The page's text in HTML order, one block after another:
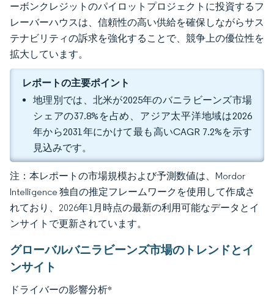
ーボンクレジットのパイロットプロジェクトに投資するフ
レーバーハウスは、信頼性の高い供給を確保しながらサス
テナビリティの訴求を強化することで、競争上の優位性を
拡大しています。
レポートの主要ポイント
地理別では、北米が2025年のバニラビーンズ市場
シェアの37.8%を占め、アジア太平洋地域は2026
年から2031年にかけて最も高いCAGR 7.2%を示す
見込みです。
注：本レポートの市場規模および予測数値は、Mordor
Intelligence 独自の推定フレームワークを使用して作成さ
れており、2026年1月時点の最新の利用可能なデータとイ
ンサイトで更新されています。
グローバルバニラビーンズ市場のトレンドとイ
ンサイト
ドライバーの影響分析*